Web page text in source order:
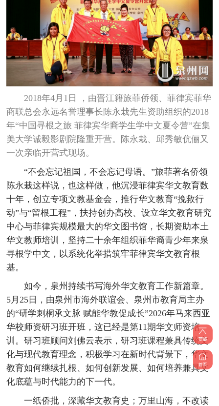
2018年4月1日 ，由晋江籍旅菲侨领、菲律宾菲华
商联总会永远名誉理事长陈永栽先生资助组织的2018
年“中国寻根之旅 菲律宾华裔学生学中文夏令营”在集
美大学诚毅影剧院隆重开营。陈永栽、邱秀敏伉俪又
一次亲临开营式现场。
“不会忘记祖国，不会忘记母语。”旅菲著名侨领
陈永栽这样说，也这样做，他沉浸菲律宾华文教育数
十年，创立专项文教基金会，推行华文教育“挽救行
动”与“留根工程”，扶持创办高校、设立华文教育研究
中心与菲律宾规模最大的华文图书馆，长期资助本土
华文教师培训，坚持二十余年组织菲华裔青少年来泉
寻根学中文，以系统化举措筑牢菲律宾华文教育根
基。
如今，泉州持续书写海外华文教育工作新篇章。
5月25日，由泉州市海外联谊会、泉州市教育局主办
的“研学刺桐承文脉 赋能华教促成长”2026年马来西亚
华校师资研习班开班，这已经是第11期华文师资培
训。研习班顾问刘佛云表示，研习班课程兼具传统文
化与现代教育理念，积极学习在新时代背景下，华文
教育如何继续扎根、如何创新发展、如何培养兼具文
化底蕴与时代能力的下一代。
一纸侨批，深藏华文教育史；万里山海，不改读